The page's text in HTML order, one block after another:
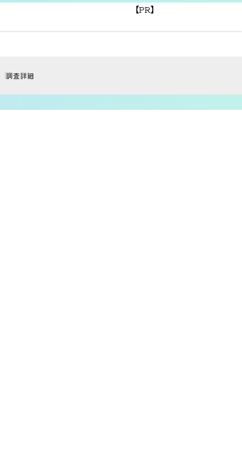
【PR】
調査詳細